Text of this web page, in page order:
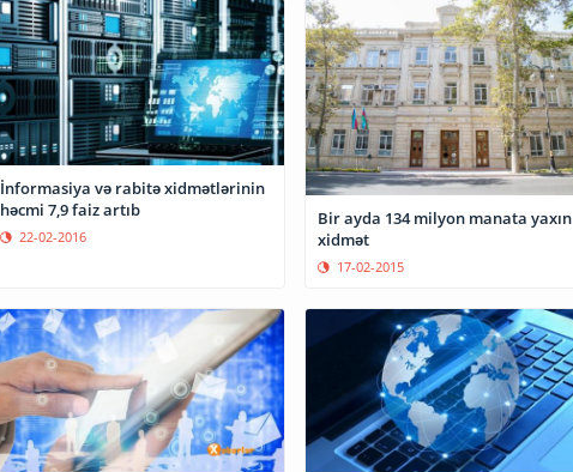
İnformasiya və rabitə xidmətlərinin
həcmi 7,9 faiz artıb
22-02-2016
Bir ayda 134 milyon manata yaxın
xidmət
17-02-2015